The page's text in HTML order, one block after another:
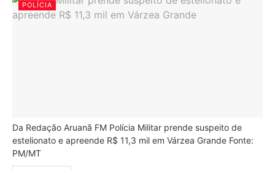
POLÍCIA
Da Redação Aruanã FM Polícia Militar prende suspeito de
estelionato e apreende R$ 11,3 mil em Várzea Grande Fonte:
PM/MT